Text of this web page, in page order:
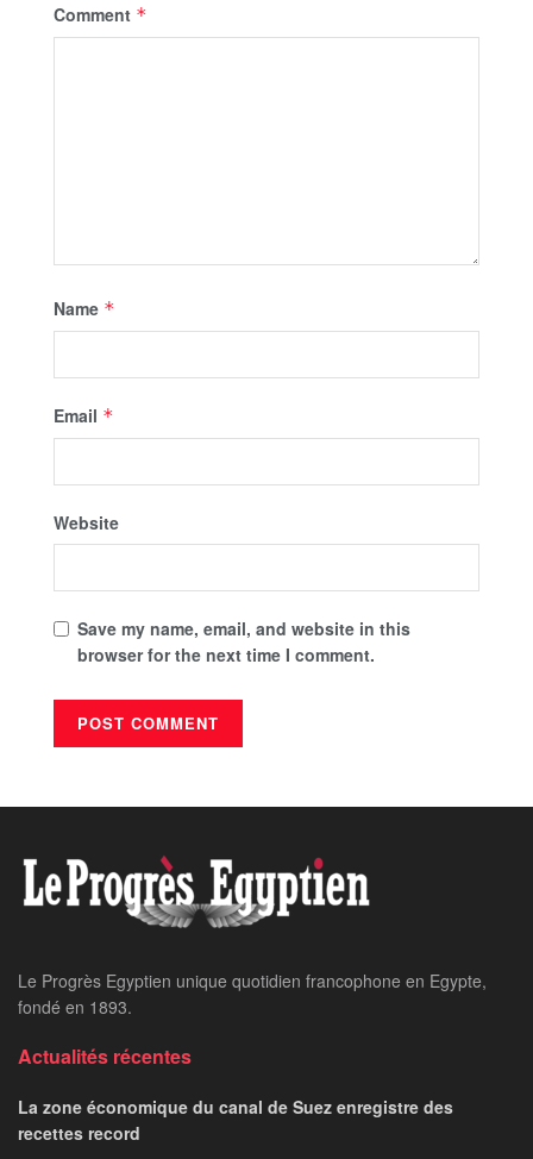
Comment *
Name *
Email *
Website
Save my name, email, and website in this
browser for the next time I comment.
Le Progrès Egyptien unique quotidien francophone en Egypte,
fondé en 1893.
Actualités récentes
La zone économique du canal de Suez enregistre des
recettes record